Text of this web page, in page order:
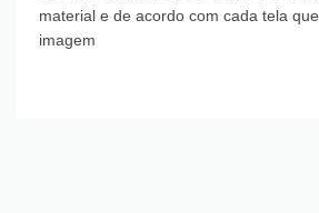
material e de acordo com cada tela
imagem